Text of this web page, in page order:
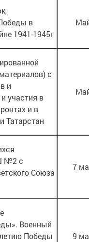
в
1941-1945г
с
и
участия в
и в
Татарстан
№2 с
Союза
7
Военный
Победы
9